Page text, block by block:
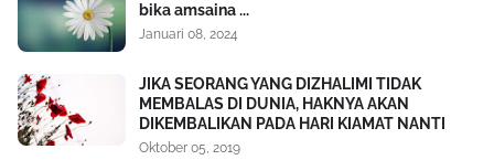
bika amsaina ...
Januari 08, 2024
JIKA SEORANG YANG DIZHALIMI TIDAK
MEMBALAS DI DUNIA, HAKNYA AKAN
DIKEMBALIKAN PADA HARI KIAMAT NANTI
Oktober 05, 2019